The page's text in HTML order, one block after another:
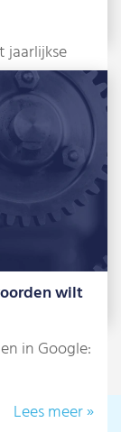
jaarlijkse
Halloween.
Lees meer »
wilt
in Google:
Lees meer »